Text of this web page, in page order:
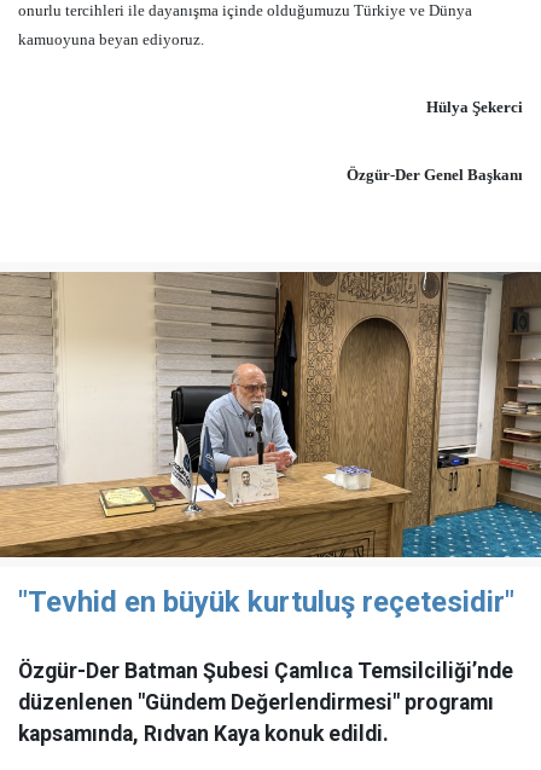
onurlu tercihleri ile dayanışma içinde olduğumuzu Türkiye ve Dünya
kamuoyuna beyan ediyoruz.
Hülya Şekerci
Özgür-Der Genel Başkanı
"Tevhid en büyük kurtuluş reçetesidir"
Özgür-Der Batman Şubesi Çamlıca Temsilciliği’nde
düzenlenen "Gündem Değerlendirmesi" programı
kapsamında, Rıdvan Kaya konuk edildi.